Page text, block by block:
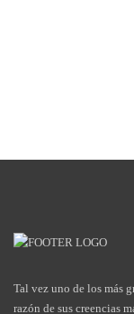
Tal vez uno de los más
razón de sus creencias